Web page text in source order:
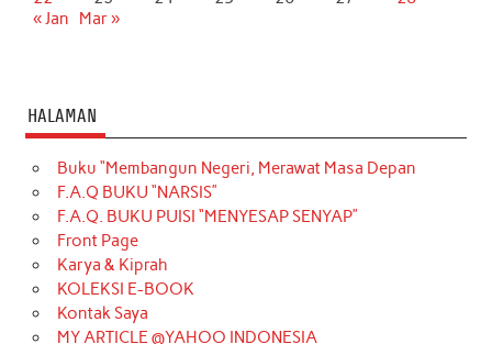
« Jan
Mar »
HALAMAN
Buku “Membangun Negeri, Merawat Masa Depan
F.A.Q BUKU “NARSIS”
F.A.Q. BUKU PUISI “MENYESAP SENYAP”
Front Page
Karya & Kiprah
KOLEKSI E-BOOK
Kontak Saya
MY ARTICLE @YAHOO INDONESIA